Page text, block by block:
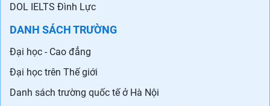
DOL IELTS Đình Lực
DANH SÁCH TRƯỜNG
Đại học - Cao đẳng
Đại học trên Thế giới
Danh sách trường quốc tế ở Hà Nội